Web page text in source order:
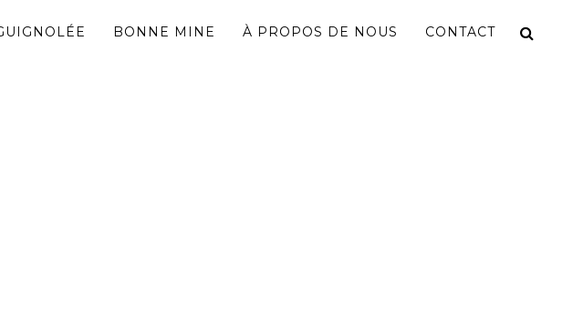
BONNE MINE À PROPOS DE NOUS CONTACT